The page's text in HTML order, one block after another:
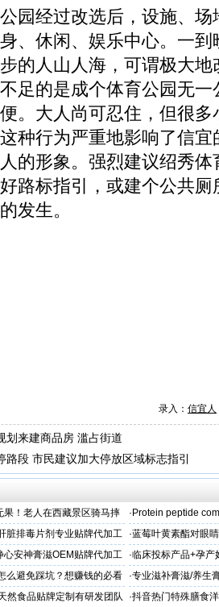
园经过改选后，设施、
、休闲、娱乐中心。一
的人山人海，可谓极大
足的是成个体育公园无
。大人尚可忍住，但很
种行为严重地影响了信
的形象。强烈建议绍秀
路标指引，或建个公共
发生。
录入： 信宜人
划来建商品房 滥占街道
路段 市民建议加大停放区域标志指引
！老人在西藏景区骑马摔
· Protein peptide
脏排毒片剂专业贴牌代加工 ·蓝莓叶黄素酯对眼
牌代工
安神膏滋OEM贴牌代加工
·临床投标产品+孕产
业
么避免踩坑？想赚钱的必看 ·专业滋补膏滋/养生
然食品贴牌定制有研发团队
·抖音热门特殊膳食